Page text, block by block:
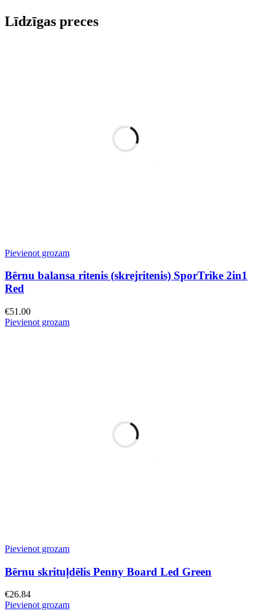
Līdzīgas preces
Pievienot grozam
Bērnu balansa ritenis (skrejritenis) SporTrike 2in1
Red
€51.00
Pievienot grozam
Pievienot grozam
Bērnu skrituļdēlis Penny Board Led Green
€26.84
Pievienot grozam